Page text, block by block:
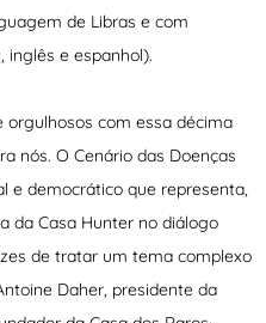
de Libras e com
inglês e espanhol).
orgulhosos com essa décima
nós. O Cenário das Doenças
e democrático que representa,
da Casa Hunter no diálogo
de tratar um tema complexo
Daher, presidente da